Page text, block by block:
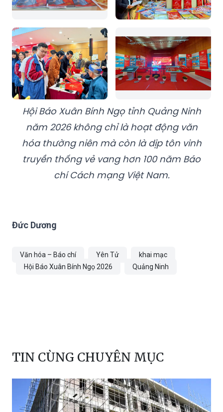
Hội Báo Xuân Bính Ngọ tỉnh Quảng Ninh
năm 2026 không chỉ là hoạt động văn
hóa thường niên mà còn là dịp tôn vinh
truyền thống vẻ vang hơn 100 năm Báo
chí Cách mạng Việt Nam.
Đức Dương
Văn hóa – Báo chí Yên Tử
khai mạc
Hội Báo Xuân Bính Ngọ 2026
Quảng Ninh
TIN CÙNG CHUYÊN MỤC